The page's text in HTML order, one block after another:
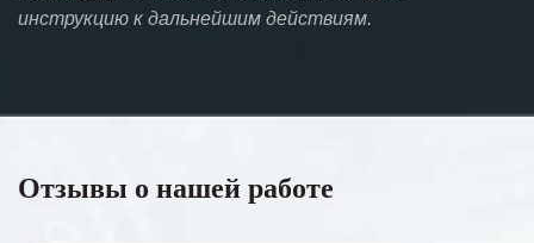
инструкцию к дальнейшим действиям.
Отзывы о нашей работе